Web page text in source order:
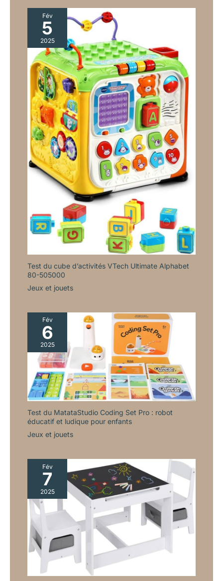
vacances, spécialement conçu
pour les besoins des plus
jeunes explorateurs. Avec ce
nouvel ensemble, vous
bénéficiez d'une infinité
d'avantages amusants et
éducatifs, ce qui en fait un
cadeau précieux qui séduit à la
fois les enfants et les parents.
Fév
5
2025
Test du cube d’activités VTech Ultimate Alphabet
80-505000
Jeux et jouets
Fév
6
2025
Test du MatataStudio Coding Set Pro : robot
éducatif et ludique pour enfants
Jeux et jouets
Fév
7
2025